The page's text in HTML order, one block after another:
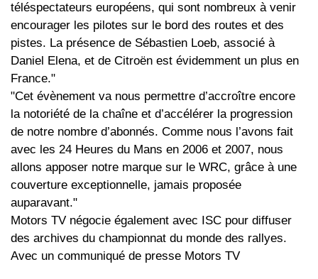
téléspectateurs européens, qui sont nombreux à venir
encourager les pilotes sur le bord des routes et des
pistes. La présence de Sébastien Loeb, associé à
Daniel Elena, et de Citroën est évidemment un plus en
France."
"Cet évènement va nous permettre d’accroître encore
la notoriété de la chaîne et d’accélérer la progression
de notre nombre d’abonnés. Comme nous l’avons fait
avec les 24 Heures du Mans en 2006 et 2007, nous
allons apposer notre marque sur le WRC, grâce à une
couverture exceptionnelle, jamais proposée
auparavant."
Motors TV négocie également avec ISC pour diffuser
des archives du championnat du monde des rallyes.
Avec un communiqué de presse Motors TV